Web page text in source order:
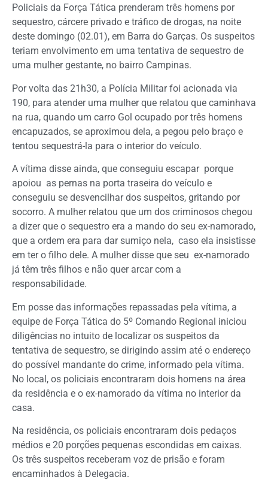
Policiais da Força Tática prenderam três homens por
sequestro, cárcere privado e tráfico de drogas, na noite
deste domingo (02.01), em Barra do Garças. Os suspeitos
teriam envolvimento em uma tentativa de sequestro de
uma mulher gestante, no bairro Campinas.
Por volta das 21h30, a Polícia Militar foi acionada via
190, para atender uma mulher que relatou que caminhava
na rua, quando um carro Gol ocupado por três homens
encapuzados, se aproximou dela, a pegou pelo braço e
tentou sequestrá-la para o interior do veículo.
A vítima disse ainda, que conseguiu escapar porque
apoiou as pernas na porta traseira do veículo e
conseguiu se desvencilhar dos suspeitos, gritando por
socorro. A mulher relatou que um dos criminosos chegou
a dizer que o sequestro era a mando do seu ex-namorado,
que a ordem era para dar sumiço nela, caso ela insistisse
em ter o filho dele. A mulher disse que seu ex-namorado
já têm três filhos e não quer arcar com a
responsabilidade.
Em posse das informações repassadas pela vítima, a
equipe de Força Tática do 5º Comando Regional iniciou
diligências no intuito de localizar os suspeitos da
tentativa de sequestro, se dirigindo assim até o endereço
do possível mandante do crime, informado pela vítima.
No local, os policiais encontraram dois homens na área
da residência e o ex-namorado da vítima no interior da
casa.
Na residência, os policiais encontraram dois pedaços
médios e 20 porções pequenas escondidas em caixas.
Os três suspeitos receberam voz de prisão e foram
encaminhados à Delegacia.